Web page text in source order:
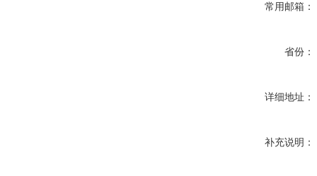
常用邮箱：
省份：
详细地址：
补充说明：